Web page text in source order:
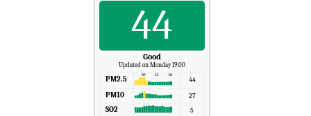
44
Good
Updated on Monday 19:00
PM2.5 44
PM10 27
SO2 5